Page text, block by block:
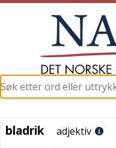
bladrik
bladrik adjektiv